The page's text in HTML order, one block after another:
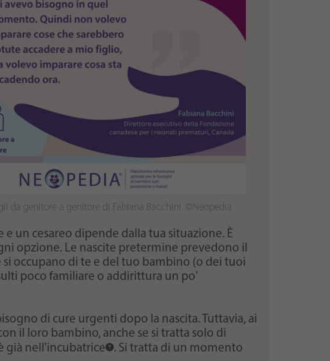
da genitore a genitore di Fabiana Bacchini. ©Neopedia
un cesareo dipende dalla tua situazione. È
opzione. Le nascite pretermine prevedono il
occupano di te e del tuo bambino (o dei tuoi
poco familiare o addirittura un po'
di cure urgenti dopo la nascita. Tuttavia, ai
il loro bambino, anche se si tratta solo di
già nell'incubatrice
. Si tratta di un momento